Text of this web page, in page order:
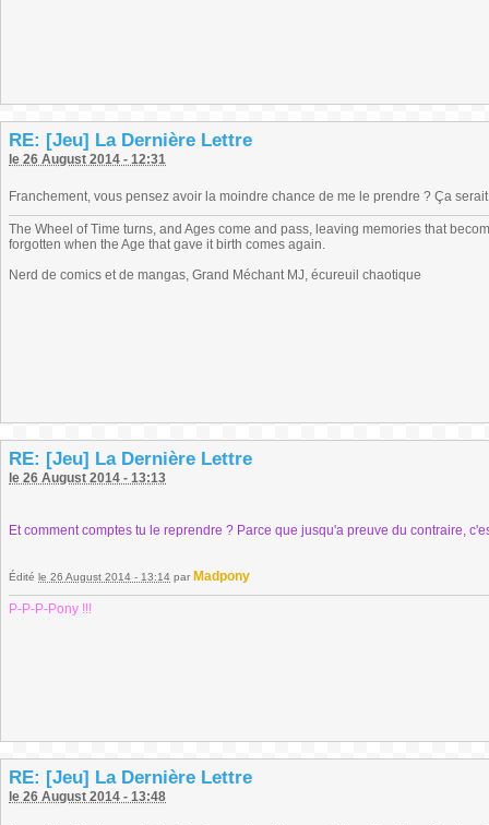
RE: [Jeu] La Dernière Lettre
le 26 August 2014 - 12:31
Franchement, vous pensez avoir la moindre chance de me le prendre ? Ça
The Wheel of Time turns, and Ages come and pass, leaving memories that
forgotten when the Age that gave it birth comes again.
Nerd de comics et de mangas, Grand Méchant MJ, écureuil chaotique
RE: [Jeu] La Dernière Lettre
le 26 August 2014 - 13:13
Et comment comptes tu le reprendre ? Parce que jusqu'a preuve du contraire,
Édité le 26 August 2014 - 13:14 par Madpony
P-P-P-Pony !!!
RE: [Jeu] La Dernière Lettre
le 26 August 2014 - 13:48